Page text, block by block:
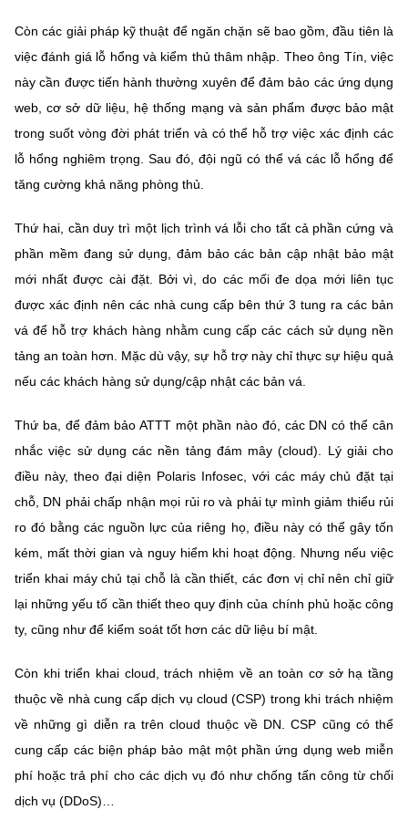
Còn các giải pháp kỹ thuật để ngăn chặn sẽ bao gồm, đầu tiên là
việc đánh giá lỗ hổng và kiểm thủ thâm nhập. Theo ông Tín, việc
này cần được tiến hành thường xuyên để đảm bảo các ứng dụng
web, cơ sở dữ liệu, hệ thống mạng và sản phẩm được bảo mật
trong suốt vòng đời phát triển và có thể hỗ trợ việc xác định các
lỗ hổng nghiêm trọng. Sau đó, đội ngũ có thể vá các lỗ hổng để
tăng cường khả năng phòng thủ.
Thứ hai, cần duy trì một lịch trình vá lỗi cho tất cả phần cứng và
phần mềm đang sử dụng, đảm bảo các bản cập nhật bảo mật
mới nhất được cài đặt. Bởi vì, do các mối đe dọa mới liên tục
được xác định nên các nhà cung cấp bên thứ 3 tung ra các bản
vá để hỗ trợ khách hàng nhằm cung cấp các cách sử dụng nền
tảng an toàn hơn. Mặc dù vậy, sự hỗ trợ này chỉ thực sự hiệu quả
nếu các khách hàng sử dụng/cập nhật các bản vá.
Thứ ba, để đảm bảo ATTT một phần nào đó, các DN có thể cân
nhắc việc sử dụng các nền tảng đám mây (cloud). Lý giải cho
điều này, theo đại diện Polaris Infosec, với các máy chủ đặt tại
chỗ, DN phải chấp nhận mọi rủi ro và phải tự mình giảm thiểu rủi
ro đó bằng các nguồn lực của riêng họ, điều này có thể gây tốn
kém, mất thời gian và nguy hiểm khi hoạt động. Nhưng nếu việc
triển khai máy chủ tại chỗ là cần thiết, các đơn vị chỉ nên chỉ giữ
lại những yếu tố cần thiết theo quy định của chính phủ hoặc công
ty, cũng như để kiểm soát tốt hơn các dữ liệu bí mật.
Còn khi triển khai cloud, trách nhiệm về an toàn cơ sở hạ tầng
thuộc về nhà cung cấp dịch vụ cloud (CSP) trong khi trách nhiệm
về những gì diễn ra trên cloud thuộc về DN. CSP cũng có thể
cung cấp các biện pháp bảo mật một phần ứng dụng web miễn
phí hoặc trả phí cho các dịch vụ đó như chống tấn công từ chối
dịch vụ (DDoS)…